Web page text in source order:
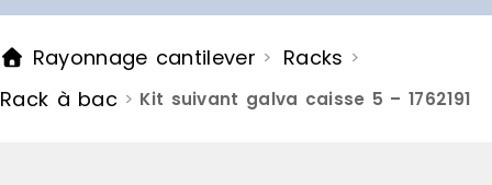
Marque : HELLOSHOP26 Délai de
Rayonnage cantilever > Racks >
Rack à bac > Kit suivant galva caisse 5 – 1762191